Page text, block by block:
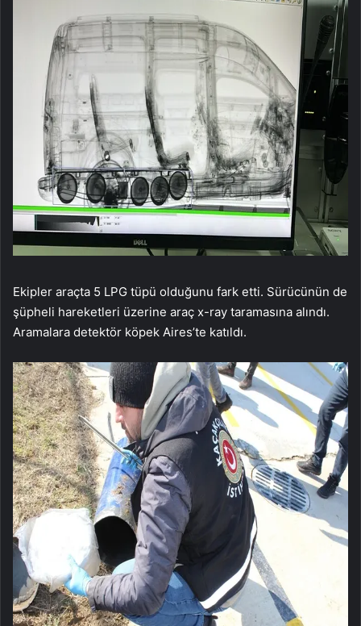
Ekipler araçta 5 LPG tüpü olduğunu fark etti. Sürücünün de
şüpheli hareketleri üzerine araç x-ray taramasına alındı.
Aramalara detektör köpek Aires’te katıldı.